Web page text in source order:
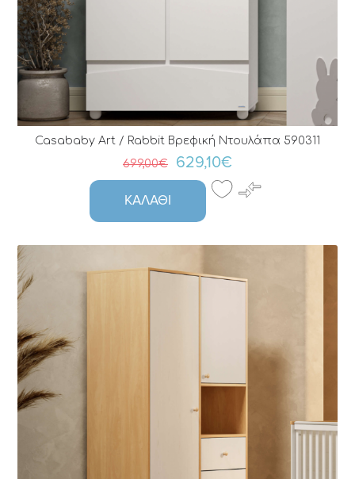
Casababy Art / Rabbit Bρεφική Nτουλάπα 590311
699,00€
629,10€
ΚΑΛΆΘΙ